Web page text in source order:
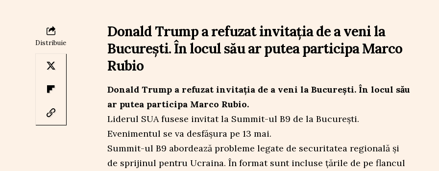
Distribuie
Donald Trump a refuzat invitația de a veni la
București. În locul său ar putea participa Marco
Rubio
Donald Trump a refuzat invitația de a veni la București. În locul său
ar putea participa Marco Rubio.
Liderul SUA fusese invitat la Summit-ul B9 de la București.
Evenimentul se va desfășura pe 13 mai.
Summit-ul B9 abordează probleme legate de securitatea regională și
de sprijinul pentru Ucraina. În format sunt incluse țările de pe flancul